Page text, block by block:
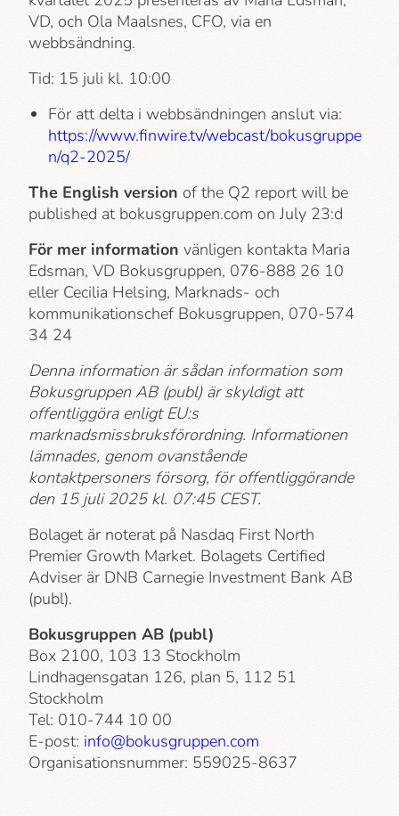
VD, och Ola Maalsnes, CFO, via en
webbsändning.
Tid: 15 juli kl. 10:00
För att delta i webbsändningen anslut via:
https://www.finwire.tv/webcast/bokusgruppe
n/q2-2025/
The English version of the Q2 report will be
published at bokusgruppen.com on July 23:d
För mer information vänligen kontakta Maria
Edsman, VD Bokusgruppen, 076-888 26 10
eller Cecilia Helsing, Marknads- och
kommunikationschef Bokusgruppen, 070-574
34 24
Denna information är sådan information som
Bokusgruppen AB (publ) är skyldigt att
offentliggöra enligt EU:s
marknadsmissbruksförordning. Informationen
lämnades, genom ovanstående
kontaktpersoners försorg, för offentliggörande
den 15 juli 2025 kl. 07:45 CEST.
Bolaget är noterat på Nasdaq First North
Premier Growth Market. Bolagets Certified
Adviser är DNB Carnegie Investment Bank AB
(publ).
Bokusgruppen AB (publ)
Box 2100, 103 13 Stockholm
Lindhagensgatan 126, plan 5, 112 51
Stockholm
Tel: 010-744 10 00
E-post: info@bokusgruppen.com
Organisationsnummer: 559025-8637